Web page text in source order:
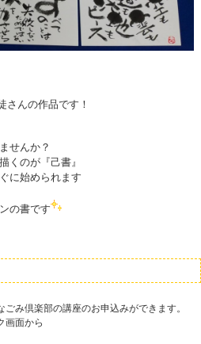
さんの作品です！
せんか？
くのが『己書』
に始められます
の書です
み倶楽部の講座のお申込みができます。
画面から